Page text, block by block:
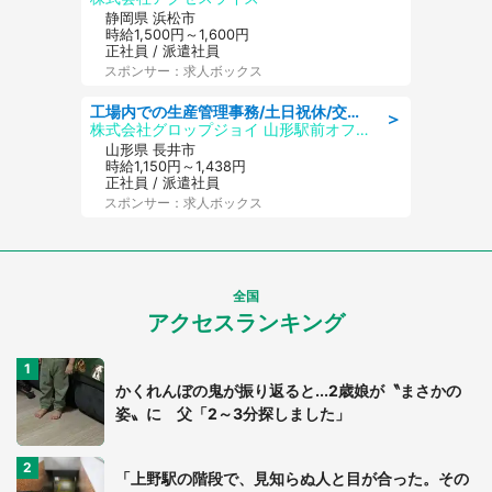
静岡県 浜松市
時給1,500円～1,600円
正社員 / 派遣社員
スポンサー：求人ボックス
＞
工場内での生産管理事務/土日祝休/交通費支給
株式会社グロップジョイ 山形駅前オフィス
山形県 長井市
時給1,150円～1,438円
正社員 / 派遣社員
スポンサー：求人ボックス
全国
アクセスランキング
かくれんぼの鬼が振り返ると...2歳娘が〝まさかの
姿〟に 父「2～3分探しました」
「上野駅の階段で、見知らぬ人と目が合った。その